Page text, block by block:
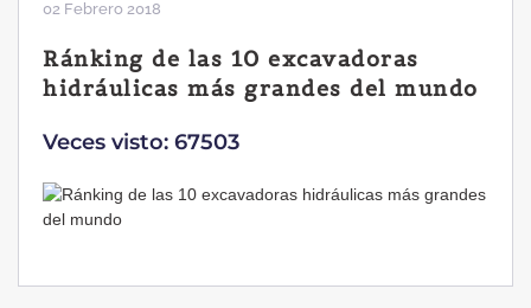
02 Febrero 2018
Ránking de las 10 excavadoras
hidráulicas más grandes del mundo
Veces visto: 67503